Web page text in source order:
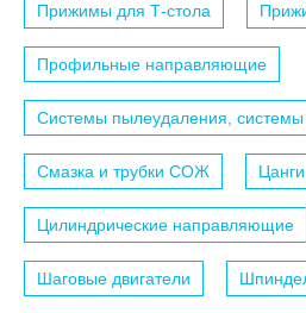
Прижимы для Т-стола
Профильные направляющие
Системы пылеудаления, системы
Смазка и трубки СОЖ Цанги
Цилиндрические направляющие
Шаговые двигатели